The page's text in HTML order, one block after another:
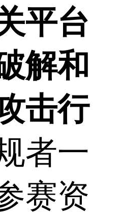
平台
解和
击行
者一
赛资